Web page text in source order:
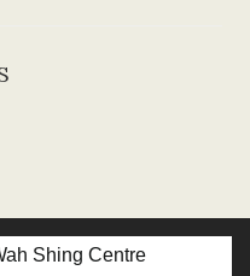
Shing Centre